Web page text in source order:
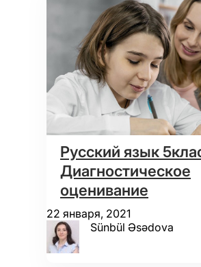
Русский язык
Диагностическое
оценивание
22 января, 2021
Sünbül Əsədova